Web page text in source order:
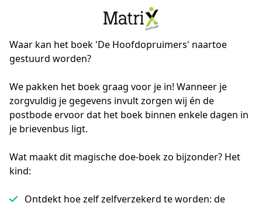
Waar kan het boek 'De Hoofdopruimers' naartoe
gestuurd worden?
We pakken het boek graag voor je in! Wanneer je
zorgvuldig je gegevens invult zorgen wij én de
postbode ervoor dat het boek binnen enkele dagen in
je brievenbus ligt.
Wat maakt dit magische doe-boek zo bijzonder? Het
kind:
Ontdekt hoe zelf zelfverzekerd te worden: de